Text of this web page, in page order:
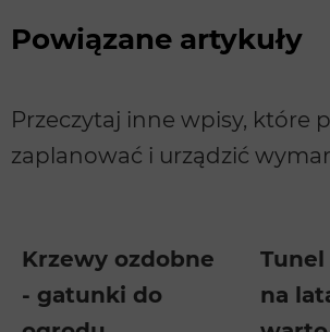
Powiązane artykuły
Przeczytaj inne wpisy, które
zaplanować i urządzić
Krzewy ozdobne
- gatunki do
na